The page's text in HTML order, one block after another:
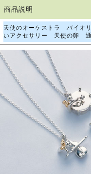
商品説明
天使のオーケストラ バイオ
いアクセサリー 天使の卵